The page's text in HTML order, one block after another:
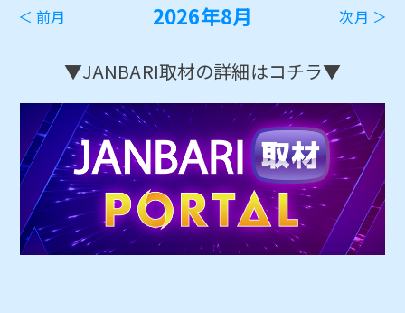
＜ 前月 2026年8月 次月 ＞
▼JANBARI取材の詳細はコチラ▼